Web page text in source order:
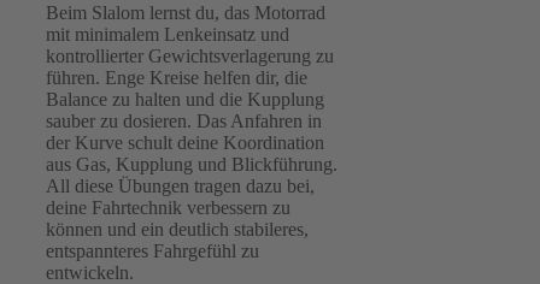
Beim Slalom lernst du, das Motorrad
mit minimalem Lenkeinsatz und
kontrollierter Gewichtsverlagerung zu
führen. Enge Kreise helfen dir, die
Balance zu halten und die Kupplung
sauber zu dosieren. Das Anfahren in
der Kurve schult deine Koordination
aus Gas, Kupplung und Blickführung.
All diese Übungen tragen dazu bei,
deine Fahrtechnik verbessern zu
können und ein deutlich stabileres,
entspannteres Fahrgefühl zu
entwickeln.